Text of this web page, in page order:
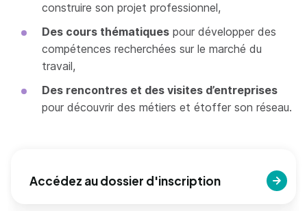
construire son projet professionnel,
Des cours thématiques pour développer des
compétences recherchées sur le marché du
travail,
Des rencontres et des visites d’entreprises
pour découvrir des métiers et étoffer son réseau.
Accédez au dossier d'inscription